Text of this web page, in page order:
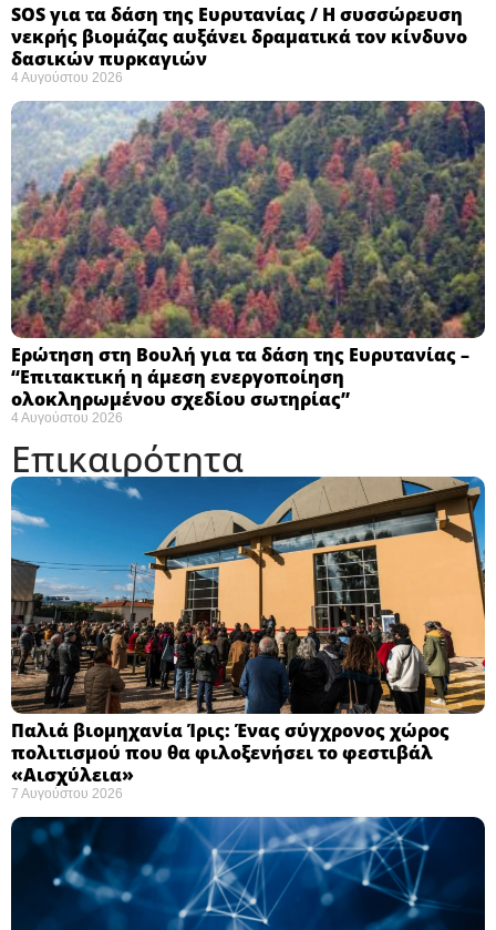
SOS για τα δάση της Ευρυτανίας / Η συσσώρευση
νεκρής βιομάζας αυξάνει δραματικά τον κίνδυνο
δασικών πυρκαγιών
4 Αυγούστου 2026
Ερώτηση στη Βουλή για τα δάση της Ευρυτανίας –
“Eπιτακτική η άμεση ενεργοποίηση
ολοκληρωμένου σχεδίου σωτηρίας”
4 Αυγούστου 2026
Επικαιρότητα
Παλιά βιομηχανία Ίρις: Ένας σύγχρονος χώρος
πολιτισμού που θα φιλοξενήσει το φεστιβάλ
«Αισχύλεια» ​
7 Αυγούστου 2026